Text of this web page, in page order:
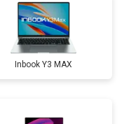
от 3500 ₽ Заказать
от 3990 ₽ Заказать
Inbook Y3 MAX